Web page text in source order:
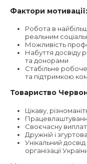
Фактори мотивації:
Робота в
реальним
Можливість
Набуття досвіду
та донорами
Стабільне
та підтримкою
Товариство
Цікаву,
Своєчасну
Дружній і
Унікальний
організації